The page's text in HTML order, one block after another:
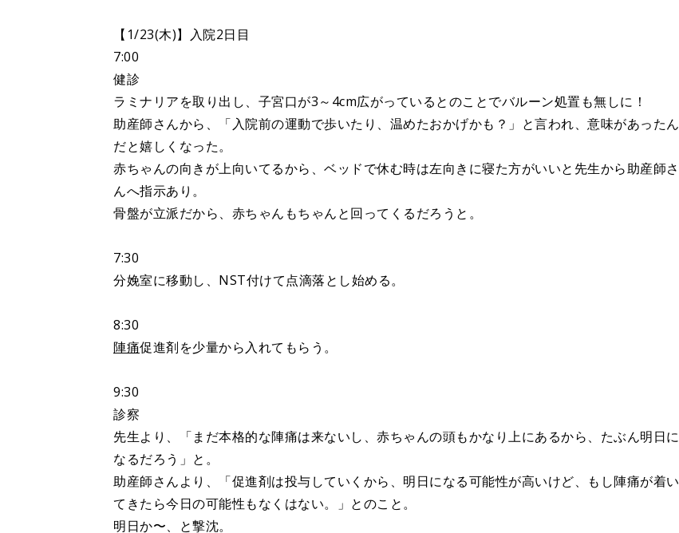
【1/23(木)】入院2日目
7:00
健診
ラミナリアを取り出し、子宮口が3～4cm広がっているとのことでバルーン処置も無しに！
助産師さんから、「入院前の運動で歩いたり、温めたおかげかも？」と言われ、意味があったん
だと嬉しくなった。
赤ちゃんの向きが上向いてるから、ベッドで休む時は左向きに寝た方がいいと先生から助産師さ
んへ指示あり。
骨盤が立派だから、赤ちゃんもちゃんと回ってくるだろうと。
7:30
分娩室に移動し、NST付けて点滴落とし始める。
8:30
陣痛促進剤を少量から入れてもらう。
9:30
診察
先生より、「まだ本格的な陣痛は来ないし、赤ちゃんの頭もかなり上にあるから、たぶん明日に
なるだろう」と。
助産師さんより、「促進剤は投与していくから、明日になる可能性が高いけど、もし陣痛が着い
てきたら今日の可能性もなくはない。」とのこと。
明日か〜、と撃沈。